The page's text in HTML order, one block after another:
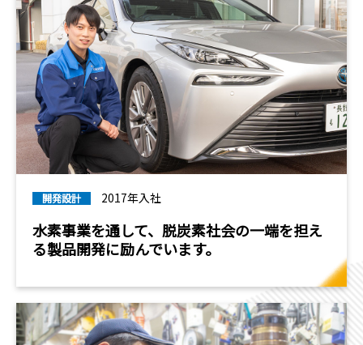
開発設計 2017年入社
水素事業を通して、脱炭素社会の一端を担え
る製品開発に励んでいます。